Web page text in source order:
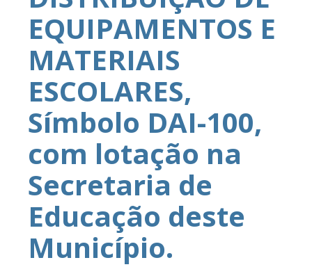
EQUIPAMENTOS E
MATERIAIS
ESCOLARES,
Símbolo DAI-100,
com lotação na
Secretaria de
Educação deste
Município.